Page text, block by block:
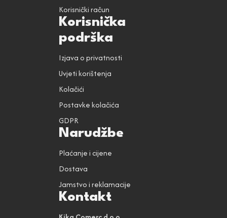
Korisnički račun
Korisnička
podrška
Izjava o privatnosti
Uvjeti korištenja
Kolačići
Postavke kolačića
GDPR
Narudžbe
Plaćanje i cijene
Dostava
Jamstvo i reklamacije
Kontakt